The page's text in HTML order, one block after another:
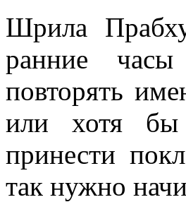
Шрила
ранние часы
повторять
или хотя
принести
так нужно